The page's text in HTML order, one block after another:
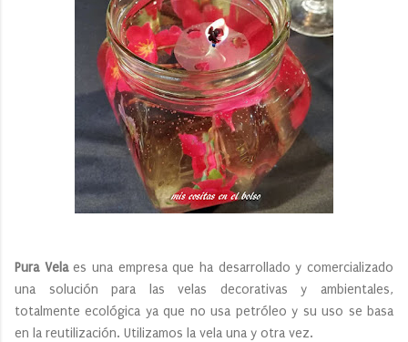
Pura Velaes una empresa que ha desarrollado y comercializado
una solución para las velas decorativas y ambientales,
totalmente ecológica ya que no usa petróleo y su uso se basa
en la reutilización. Utilizamos la vela una y otra vez.